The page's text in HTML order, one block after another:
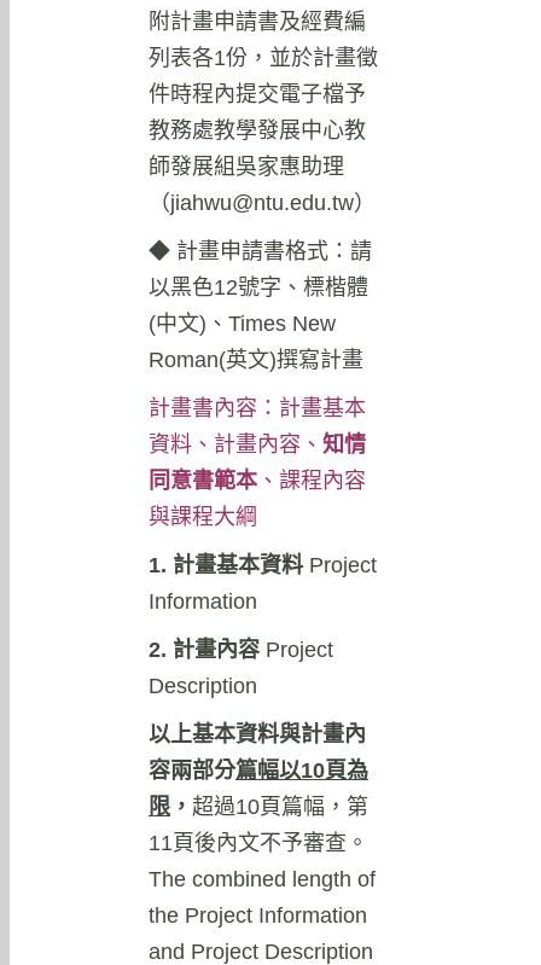
附計畫申請書及經費編
列表各1份，並於計畫徵
件時程內提交電子檔予
教務處教學發展中心教
師發展組吳家惠助理
（jiahwu@ntu.edu.tw）
◆ 計畫申請書格式：請
以黑色12號字、標楷體
(中文)、Times New
Roman(英文)撰寫計畫
計畫書內容：計畫基本
資料、計畫內容、 知情
同意書範本 、課程內容
與課程大綱
1. 計畫基本資料 Project
Information
2. 計畫內容 Project
Description
以上基本資料與計畫內
容兩部分篇幅以10頁為
限 ， 超過10頁篇幅，第
11頁後內文不予審查。
The combined length of
the Project Information
and Project Description